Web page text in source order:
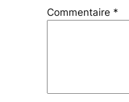
Commentaire *